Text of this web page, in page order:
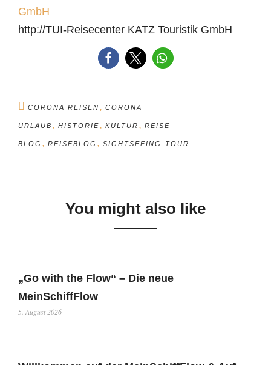
GmbH
http://TUI-Reisecenter KATZ Touristik GmbH
CORONA REISEN , CORONA
URLAUB , HISTORIE, KULTUR , REISE-
BLOG , REISEBLOG , SIGHTSEEING-TOUR
You might also like
„Go with the Flow“ – Die neue
MeinSchiffFlow
5. August 2026